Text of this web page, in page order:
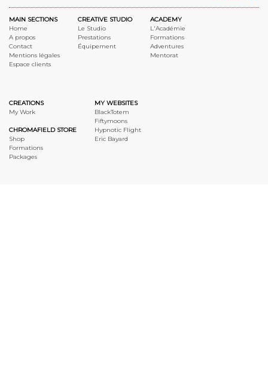
MAIN SECTIONS
Home
A propos
Contact
Mentions légales
Espace clients
CREATIVE STUDIO
Le Studio
Prestations
Équipement
ACADEMY
L'Académie
Formations
Adventures
Mentorat
CREATIONS
My Work
CHROMAFIELD STORE
Shop
Formations
Packages
MY WEBSITES
BlackTotem
Fiftymoons
Hypnotic Flight
Eric Bayard